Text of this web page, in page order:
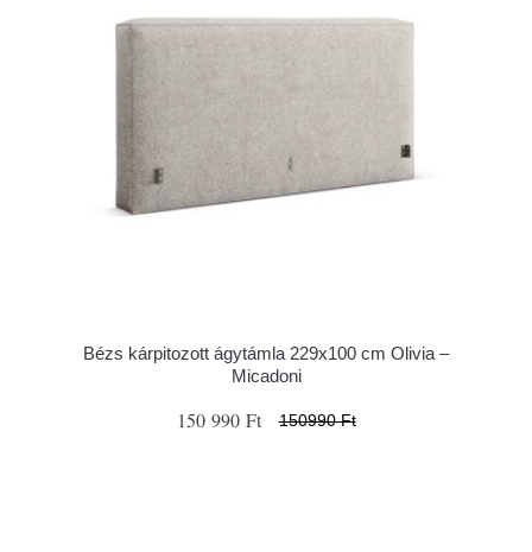
Bézs kárpitozott ágytámla 229x100 cm Olivia –
Micadoni
150 990 Ft 150990 Ft